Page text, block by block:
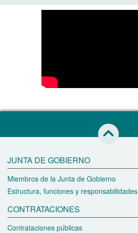
JUNTA DE GOBIERNO
Miembros de la Junta de Gobierno
Estructura, funciones y responsabilidades
CONTRATACIONES
Contrataciones públicas